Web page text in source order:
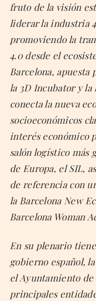
fruto de la visión
liderar la industria
promoviendo la
4.0 desde el
Barcelona,
la 3D Incubator y
conecta la nueva
socioeconómicos
interés económico
salón logístico más
de Europa, el SIL,
de referencia con
la Barcelona New
Barcelona Woman
En su plenario
gobierno español,
el Ayuntamiento de
principales